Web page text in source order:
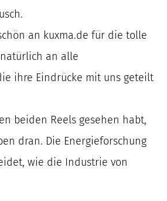
an kuxma.de für die tolle
an alle
ihre Eindrücke mit uns geteilt
beiden Reels gesehen habt,
dran. Die Energieforschung
wie die Industrie von